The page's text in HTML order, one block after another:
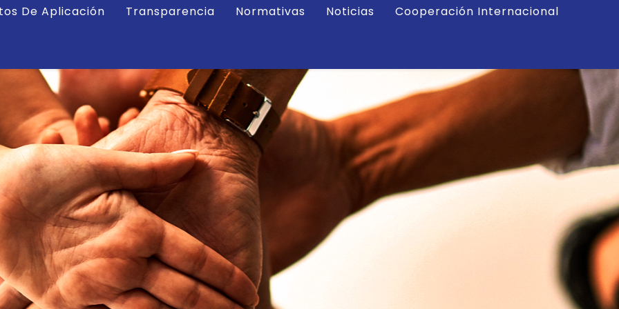
De Aplicación Transparencia Normativas Noticias Cooperación Internacional